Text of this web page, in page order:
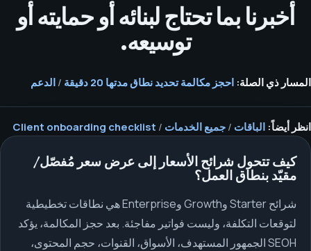
أخبرنا بما تحتاج لبنائه أو حمايته أو
توسيعه.
المسار ذي الصلة: احجز مكالمة تحديد نطاق مدتها 20 دقيقة / الدعم
انظر أيضاً: الباقات / جميع الخدمات /
Client onboarding checklist
كيف تتحول شرائح الأسعار إلى عرض سعر مُفصّل/
مقيّد بنطاق العمل؟
شرائح Starter وGrowth وEnterprise هي نطاقات تخطيطية
لتوقعات التكلفة، وليست فواتير مفاجئة. بعد حجز المكالمة، يؤكد
SEOH الجمهور المستهدف، الأسواق، القنوات، حجم المحتوى،